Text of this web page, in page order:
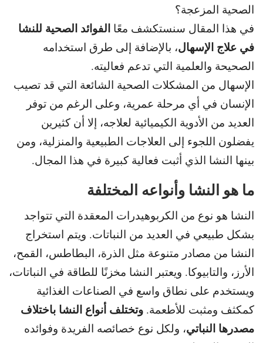
الصحية المزعجة؟
في هذا المقال سنستكشف معًا الفوائد الصحية للنشا
في علاج الإسهال، بالإضافة إلى طرق استخدامه
الصحيحة والعلمية التي تدعم فعاليته.
الإسهال من المشكلات الصحية الشائعة التي قد تصيب
الإنسان في أي مرحلة عمرية، وعلى الرغم من توفر
العديد من الأدوية الكيميائية لعلاجه، إلا أن كثيرين
يفضلون اللجوء إلى العلاجات الطبيعية والمنزلية، ومن
بينها النشا الذي أثبت فعالية كبيرة في هذا المجال.
ما هو النشا وأنواعه المختلفة
النشا هو نوع من الكربوهيدرات المعقدة التي تتواجد
بشكل طبيعي في العديد من النباتات. ويتم استخراج
النشا من مصادر متنوعة مثل الذرة، البطاطس، القمح،
الأرز، والتابيوكا. ويعتبر النشا مخزنًا للطاقة في النباتات،
ويستخدم على نطاق واسع في الصناعات الغذائية
كمكثف ومثبت للأطعمة. وتختلف أنواع النشا باختلاف
مصدرها النباتي، ولكل نوع خصائصه الفريدة وفوائده